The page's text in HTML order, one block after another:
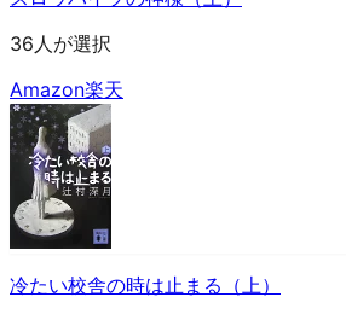
36人が選択
Amazon楽天
冷たい校舎の時は止まる（上）